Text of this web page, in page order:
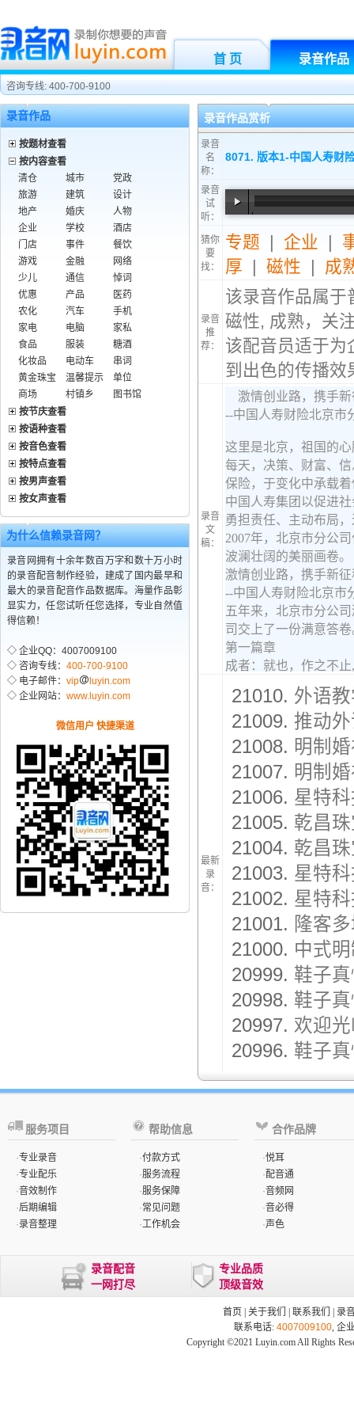
首 页 录音作品
咨询专线: 400-700-9100
录音作品
按题材查看
按内容查看
清仓
城市
党政
旅游
建筑
设计
地产
婚庆
人物
企业
学校
酒店
门店
事件
餐饮
游戏
金融
网络
少儿
通信
悼词
优惠
产品
医药
农化
汽车
手机
家电
电脑
家私
食品
服装
糖酒
化妆品
电动车
串词
黄金珠宝
温馨提示
单位
商场
村镇乡
图书馆
按节庆查看
按语种查看
按音色查看
按特点查看
按男声查看
按女声查看
为什么信赖录音网？
录音网拥有十余年数百万字和数十万小时
的录音配音制作经验，建成了国内最早和
最大的录音配音作品数据库。海量作品彰
显实力，任您试听任您选择，专业自然值
得信赖！
◇ 企业QQ：4007009100
◇ 咨询专线： 400-700-9100
◇ 电子邮件： vip
luyin.com
◇ 企业网站： www.luyin.com
微信用户 快捷渠道
录音作品赏析
录音
名
称：
8071. 版本1-中国人寿财
录音
试
听：
猜你
要
找：
专题 | 企业 |
厚 | 磁性 | 成
录音
推
荐：
该录音作品属于
磁性, 成熟，关
该配音员适于为
到出色的传播效
录音
文
稿：
最新
录
音：
21010. 外语
21009. 推动
21008. 明制
21007. 明制
21006. 星特
21005. 乾昌
21004. 乾昌
21003. 星特
21002. 星特
21001. 隆客
21000. 中式
20999. 鞋子
20998. 鞋子
20997. 欢迎
20996. 鞋子
服务项目
·专业录音
·专业配乐
·音效制作
·后期编辑
·录音整理
帮助信息
·付款方式
·服务流程
·服务保障
·常见问题
·工作机会
合作品牌
·悦耳
·配音通
·音频网
·音必得
·声色
录音配音
一网打尽
专业品质
顶级音效
首页 关于我们 联系我们
录
联系电话: 4007009100, 企
Copyright ©2021 Luyin.com All Rights